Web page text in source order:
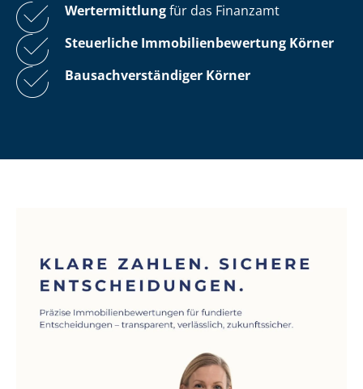
Wertermittlungfür das Finanzamt
Steuerliche Im­mo­bi­li­en­be­wer­tung Körner
Bau­sach­ver­stän­di­ger Körner